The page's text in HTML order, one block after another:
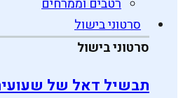
רטבים וממרחים
סרטוני בישול
סרטוני בישול
תבשיל דאל של